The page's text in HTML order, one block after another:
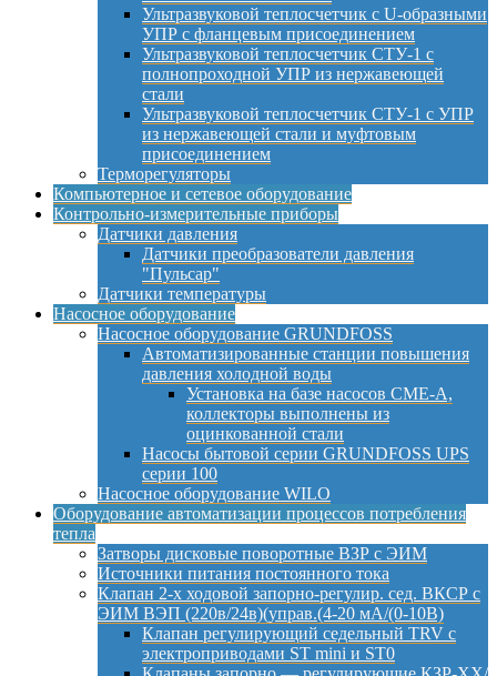
Ультразвуковой теплосчетчик с U-образными
УПР с фланцевым присоединением
Ультразвуковой теплосчетчик СТУ-1 с
полнопроходной УПР из нержавеющей
стали
Ультразвуковой теплосчетчик СТУ-1 с УПР
из нержавеющей стали и муфтовым
присоединением
Терморегуляторы
Компьютерное и сетевое оборудование
Контрольно-измерительные приборы
Датчики давления
Датчики преобразователи давления
"Пульсар"
Датчики температуры
Насосное оборудование
Насосное оборудование GRUNDFOSS
Автоматизированные станции повышения
давления холодной воды
Установка на базе насосов CME-A,
коллекторы выполнены из
оцинкованной стали
Насосы бытовой серии GRUNDFOSS UPS
серии 100
Насосное оборудование WILO
Оборудование автоматизации процессов потребления
тепла
Затворы дисковые поворотные ВЗР с ЭИМ
Источники питания постоянного тока
Клапан 2-х ходовой запорно-регулир. сед. ВКСР с
ЭИМ ВЭП (220в/24в)(управ.(4-20 мА/(0-10В)
Клапан регулирующий седельный TRV с
электроприводами ST mini и ST0